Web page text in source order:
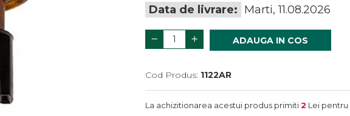
Data de livrare: Marti, 11.08.2026
ADAUGA IN COS
Cod Produs: 1122AR
La achizitionarea acestui produs primiti2 Lei